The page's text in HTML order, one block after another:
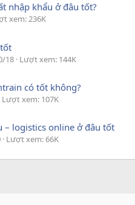
nhập khẩu ở đâu tốt?
xem: 236K
18 Lượt xem: 144K
có tốt không?
Lượt xem: 107K
– logistics online ở đâu tốt
Lượt xem: 66K